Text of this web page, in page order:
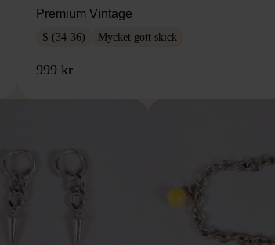
Premium Vintage
S (34-36) Mycket gott skick
999 kr